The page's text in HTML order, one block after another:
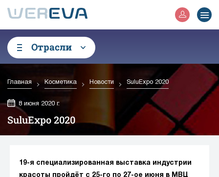
Отрасли
Главная Косметика Новости SuluExpo 2020
8 июня 2020 г.
SuluExpo 2020
19-я специализированная выставка индустрии
красоты пройдёт с 25-го по 27-ое июня в МВЦ